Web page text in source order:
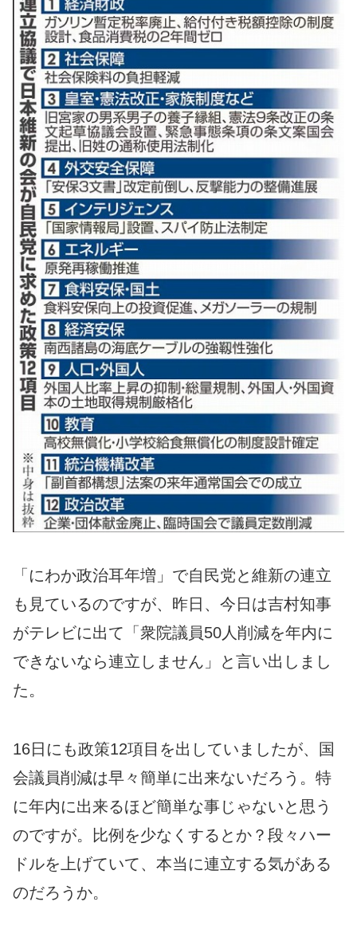
「にわか政治耳年増」で自民党と維新の連立
も見ているのですが、昨日、今日は吉村知事
がテレビに出て「衆院議員50人削減を年内に
できないなら連立しません」と言い出しまし
た。
16日にも政策12項目を出していましたが、国
会議員削減は早々簡単に出来ないだろう。特
に年内に出来るほど簡単な事じゃないと思う
のですが。比例を少なくするとか？段々ハー
ドルを上げていて、本当に連立する気がある
のだろうか。